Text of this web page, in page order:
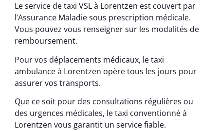
Le service de taxi VSL à Lorentzen est couvert par
l’Assurance Maladie sous prescription médicale.
Vous pouvez vous renseigner sur les modalités de
remboursement.
Pour vos déplacements médicaux, le taxi
ambulance à Lorentzen opère tous les jours pour
assurer vos transports.
Que ce soit pour des consultations régulières ou
des urgences médicales, le taxi conventionné à
Lorentzen vous garantit un service fiable.